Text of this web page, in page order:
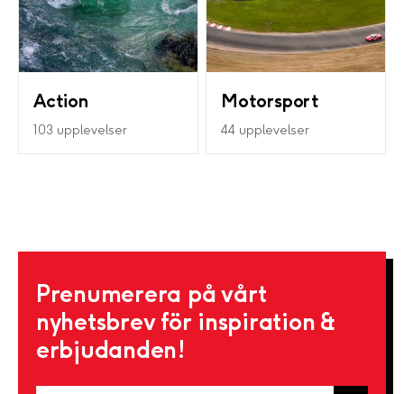
Action
103 upplevelser
Motorsport
44 upplevelser
Prenumerera på vårt
nyhetsbrev för inspiration &
erbjudanden!